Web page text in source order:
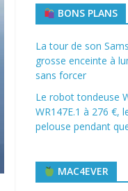
BONS PLANS
La tour de son
grosse enceinte à
sans forcer
Le robot tondeuse
WR147E.1 à 276 €,
pelouse pendant
MAC4EVER